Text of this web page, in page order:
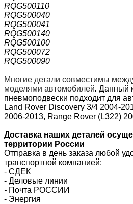
RQG500110
RQG500040
RQG500041
RQG500140
RQG500100
RQG500072
RQG500090
Многие детали совместимы
моделями автомобилей. Данный
пневмоподвески подходит для
Land Rover Discovery 3/4 2004-
2006-2013, Range Rover (L322)
Доставка наших деталей
территории России
Отправка в день заказа любой
транспортной компанией:
- СДЕК
- Деловые линии
- Почта РОССИИ
- Энергия